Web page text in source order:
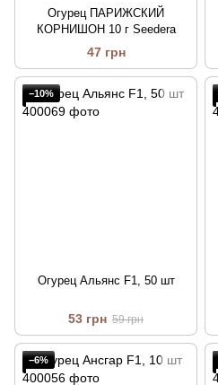
Огурец ПАРИЖСКИЙ
КОРНИШОН 10 г Seedera
47 грн
−10%
Огурец Альянс F1, 50 шт
53 грн 59 грн
−6%